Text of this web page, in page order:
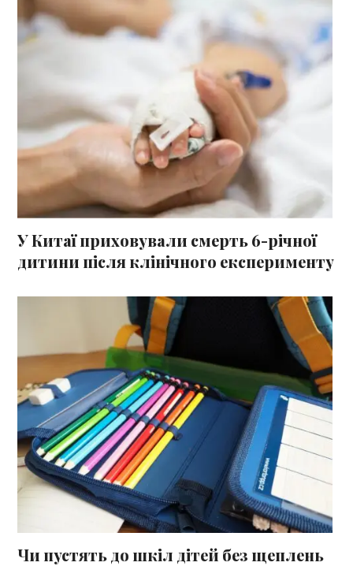
У Китаї приховували смерть 6-річної
дитини після клінічного експерименту
Чи пустять до шкіл дітей без щеплень